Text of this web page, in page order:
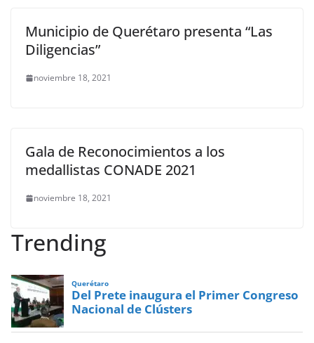
Municipio de Querétaro presenta “Las
Diligencias”
noviembre 18, 2021
Gala de Reconocimientos a los
medallistas CONADE 2021
noviembre 18, 2021
Trending
Querétaro
Del Prete inaugura el Primer Congreso
Nacional de Clústers